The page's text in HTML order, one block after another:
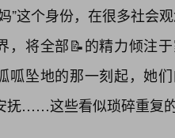
”这个身份，在很多社会
，将全部📝的精力倾注
呱坠地的那一刻起，她
抚……这些看似琐碎重复